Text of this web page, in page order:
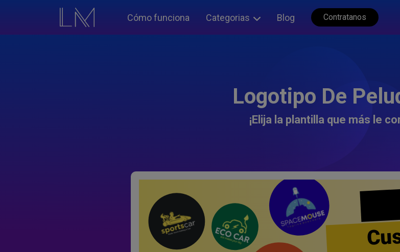
Cómo funciona Categorias Blog Contratanos
Logotipo De
¡Elija la plantilla que más le